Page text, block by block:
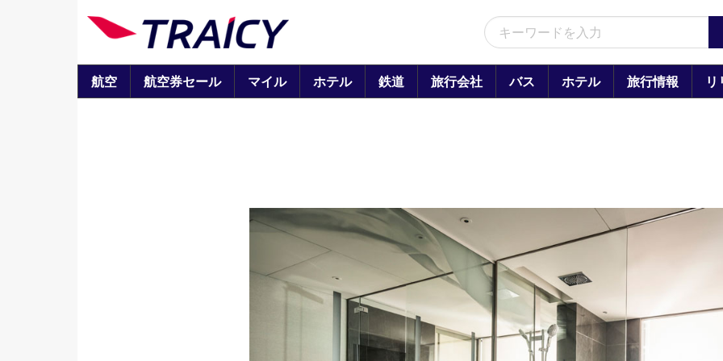
航空 航空券セール マイル ホテル 鉄道 旅行会社 バス ホテル 旅行情報 リ